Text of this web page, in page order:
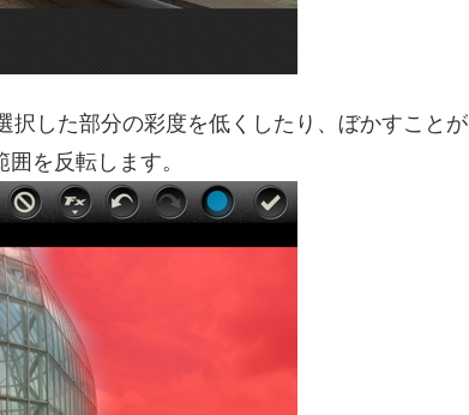
択した部分の彩度を低くしたり、ぼかすことが
を反転します。